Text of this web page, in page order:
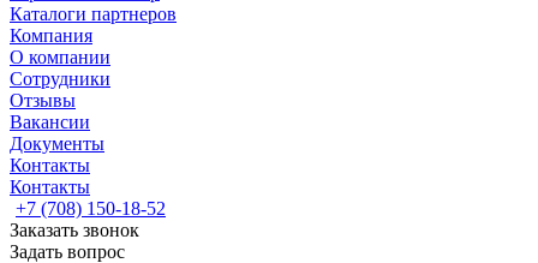
Каталоги партнеров
Компания
О компании
Сотрудники
Отзывы
Вакансии
Документы
Контакты
Контакты
+7 (708) 150-18-52
Заказать звонок
Задать вопрос